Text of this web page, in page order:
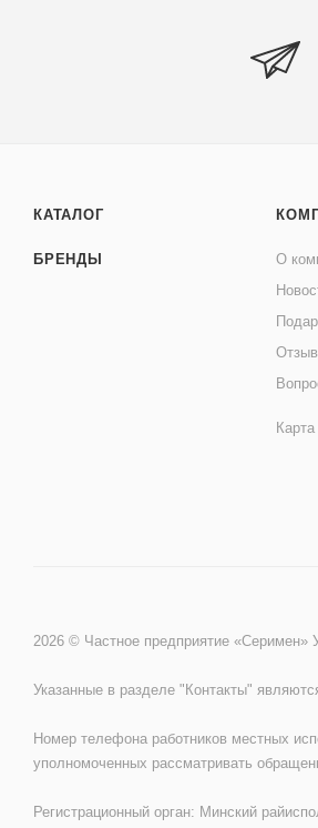
КАТАЛОГ
БРЕНДЫ
О
2026 © Частное предприятие «Серимен»
Указанные в разделе "Контакты"
Номер телефона работников местных
уполномоченных рассматривать
Регистрационный орган: Минский